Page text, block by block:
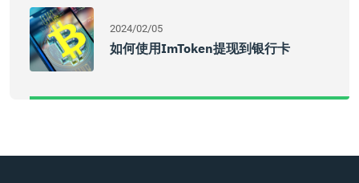
2024/02/05
如何使用imToken提现到银行卡